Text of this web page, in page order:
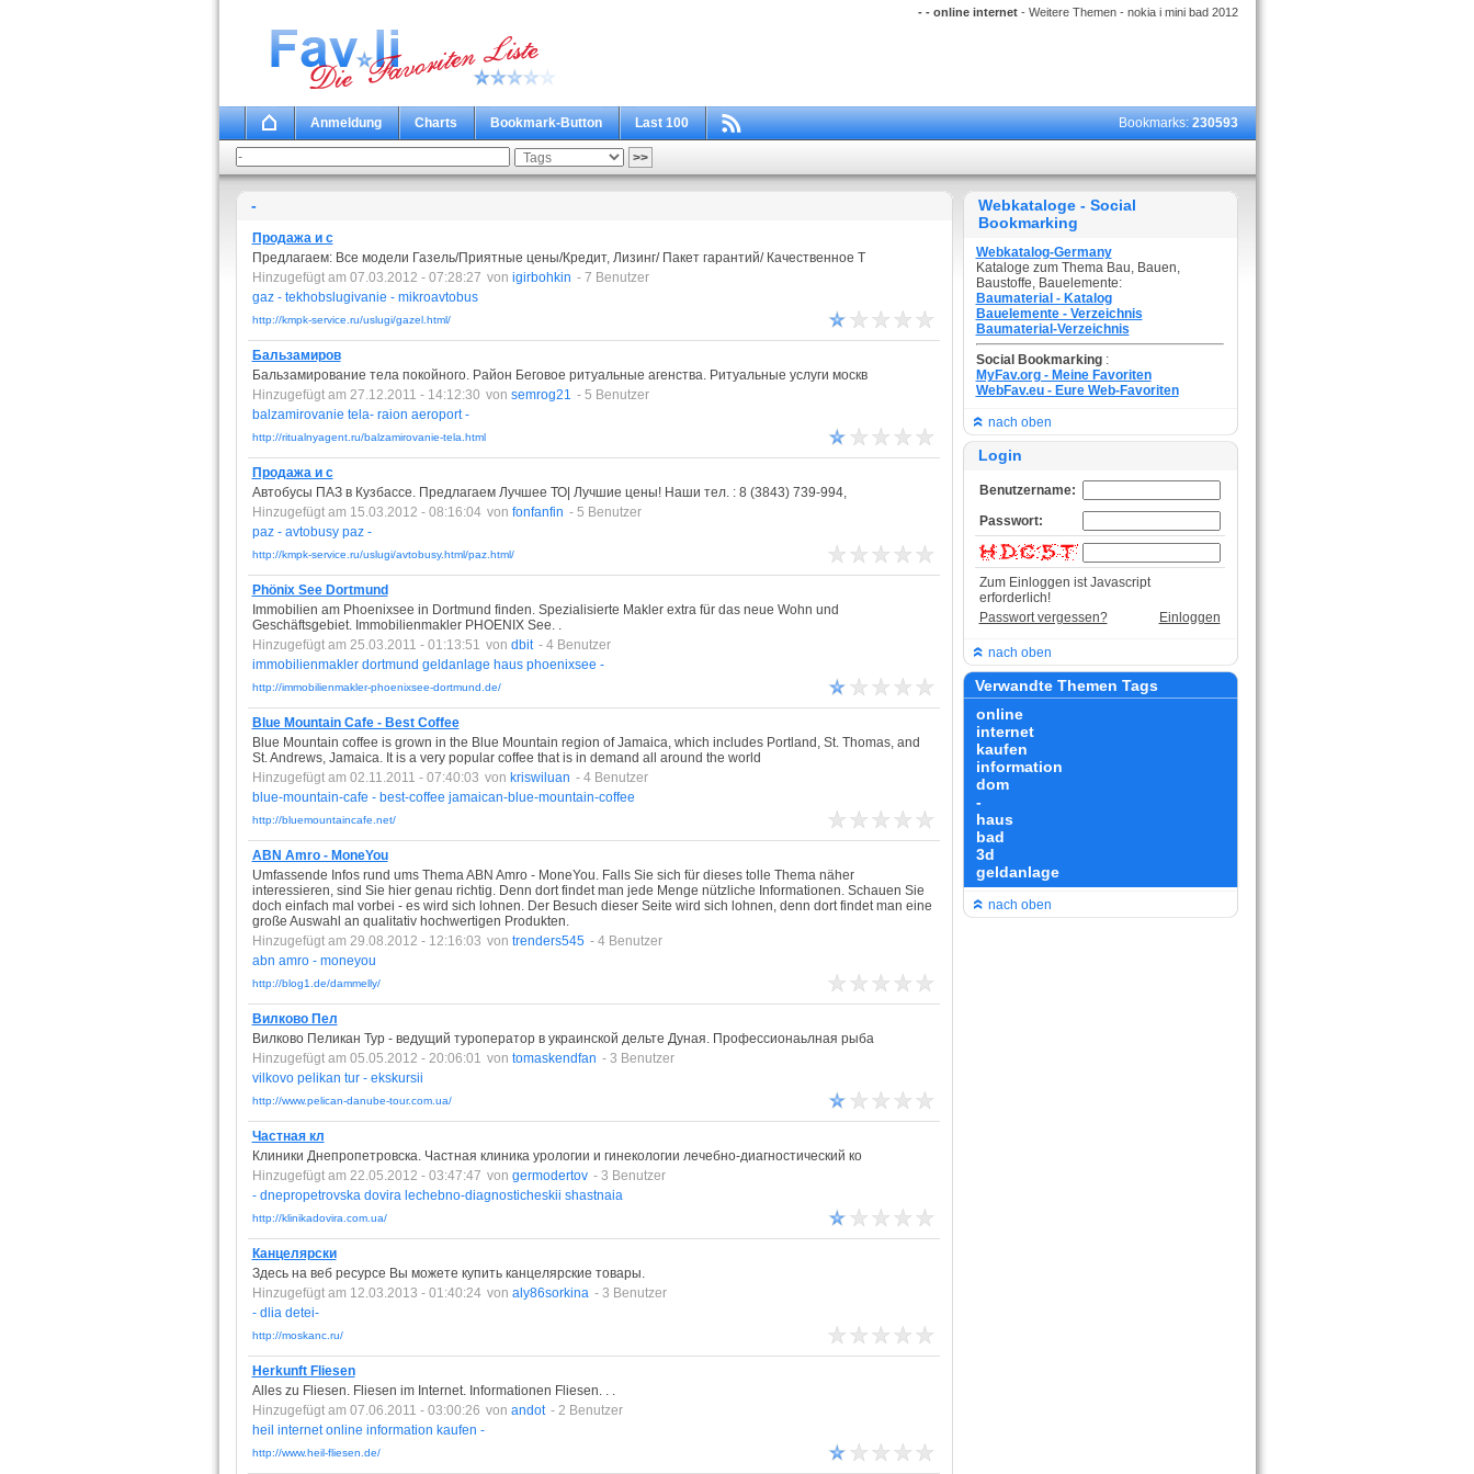
- - online internet- Weitere Themen - nokia i mini bad 2012
Anmeldung Charts Bookmark-Button Last 100 Bookmarks:230593
-
Продажа и с
Предлагаем: Все модели Газель/Приятные цены/Кредит, Лизинг/ Пакет гарантий/ Качественное Т
Hinzugefügt am 07.03.2012 - 07:28:27 von igirbohkin - 7 Benutzer
gaz - tekhobslugivanie - mikroavtobus
http://kmpk-service.ru/uslugi/gazel.html/
Бальзамиров
Бальзамирование тела покойного. Район Беговое ритуальные агенства. Ритуальные услуги москв
Hinzugefügt am 27.12.2011 - 14:12:30 von semrog21 - 5 Benutzer
balzamirovanie tela- raion aeroport -
http://ritualnyagent.ru/balzamirovanie-tela.html
Продажа и с
Автобусы ПАЗ в Кузбассе. Предлагаем Лучшее ТО| Лучшие цены! Наши тел. : 8 (3843) 739-994,
Hinzugefügt am 15.03.2012 - 08:16:04 von fonfanfin - 5 Benutzer
paz - avtobusy paz -
http://kmpk-service.ru/uslugi/avtobusy.html/paz.html/
Phönix See Dortmund
Immobilien am Phoenixsee in Dortmund finden. Spezialisierte Makler extra für das neue Wohn und
Geschäftsgebiet. Immobilienmakler PHOENIX See. .
Hinzugefügt am 25.03.2011 - 01:13:51 von dbit - 4 Benutzer
immobilienmakler dortmund geldanlage haus phoenixsee -
http://immobilienmakler-phoenixsee-dortmund.de/
Blue Mountain Cafe - Best Coffee
Blue Mountain coffee is grown in the Blue Mountain region of Jamaica, which includes Portland, St. Thomas, and
St. Andrews, Jamaica. It is a very popular coffee that is in demand all around the world
Hinzugefügt am 02.11.2011 - 07:40:03 von kriswiluan - 4 Benutzer
blue-mountain-cafe - best-coffee jamaican-blue-mountain-coffee
http://bluemountaincafe.net/
ABN Amro - MoneYou
Umfassende Infos rund ums Thema ABN Amro - MoneYou. Falls Sie sich für dieses tolle Thema näher
interessieren, sind Sie hier genau richtig. Denn dort findet man jede Menge nützliche Informationen. Schauen Sie
doch einfach mal vorbei - es wird sich lohnen. Der Besuch dieser Seite wird sich lohnen, denn dort findet man eine
große Auswahl an qualitativ hochwertigen Produkten.
Hinzugefügt am 29.08.2012 - 12:16:03 von trenders545 - 4 Benutzer
abn amro - moneyou
http://blog1.de/dammelly/
Вилково Пел
Вилково Пеликан Тур - ведущий туроператор в украинской дельте Дуная. Профессионаьлная рыба
Hinzugefügt am 05.05.2012 - 20:06:01 von tomaskendfan - 3 Benutzer
vilkovo pelikan tur - ekskursii
http://www.pelican-danube-tour.com.ua/
Частная кл
Клиники Днепропетровска. Частная клиника урологии и гинекологии лечебно-диагностический ко
Hinzugefügt am 22.05.2012 - 03:47:47 von germodertov - 3 Benutzer
- dnepropetrovska dovira lechebno-diagnosticheskii shastnaia
http://klinikadovira.com.ua/
Канцелярски
Здесь на веб ресурсе Вы можете купить канцелярские товары.
Hinzugefügt am 12.03.2013 - 01:40:24 von aly86sorkina - 3 Benutzer
- dlia detei-
http://moskanc.ru/
Herkunft Fliesen
Alles zu Fliesen. Fliesen im Internet. Informationen Fliesen. . .
Hinzugefügt am 07.06.2011 - 03:00:26 von andot - 2 Benutzer
heil internet online information kaufen -
http://www.heil-fliesen.de/
Webkataloge - Social
Bookmarking
Webkatalog-Germany
Kataloge zum Thema Bau, Bauen,
Baustoffe, Bauelemente:
Baumaterial - Katalog
Bauelemente - Verzeichnis
Baumaterial-Verzeichnis
Social Bookmarking :
MyFav.org - Meine Favoriten
WebFav.eu - Eure Web-Favoriten
nach oben
Login
Benutzername:
Passwort:
Zum Einloggen ist Javascript
erforderlich!
Passwort vergessen?
Einloggen
nach oben
Verwandte Themen Tags
online
internet
kaufen
information
dom
-
haus
bad
3d
geldanlage
nach oben